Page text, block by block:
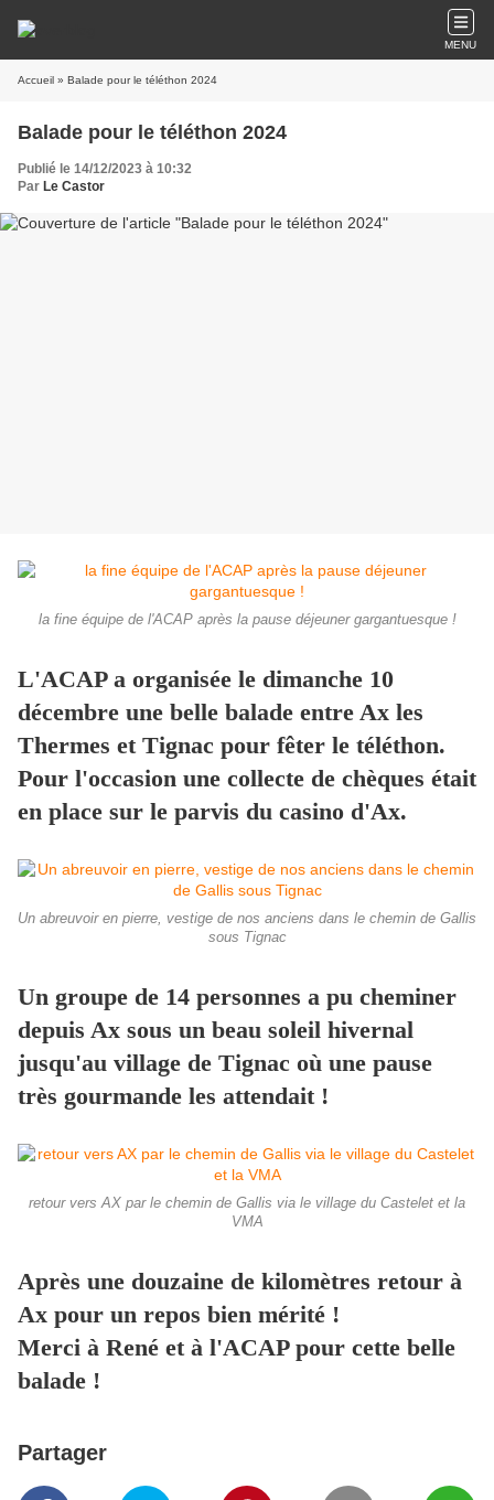
MENU
Accueil » Balade pour le téléthon 2024
Balade pour le téléthon 2024
Publié le 14/12/2023 à 10:32
Par Le Castor
la fine équipe de l'ACAP après la pause déjeuner gargantuesque !
L'ACAP a organisée le dimanche 10
décembre une belle balade entre Ax les
Thermes et Tignac pour fêter le téléthon.
Pour l'occasion une collecte de chèques était
en place sur le parvis du casino d'Ax.
Un abreuvoir en pierre, vestige de nos anciens dans le chemin de Gallis
sous Tignac
Un groupe de 14 personnes a pu cheminer
depuis Ax sous un beau soleil hivernal
jusqu'au village de Tignac où une pause
très gourmande les attendait !
retour vers AX par le chemin de Gallis via le village du Castelet et la
VMA
Après une douzaine de kilomètres retour à
Ax pour un repos bien mérité !
Merci à René et à l'ACAP pour cette belle
balade !
Partager